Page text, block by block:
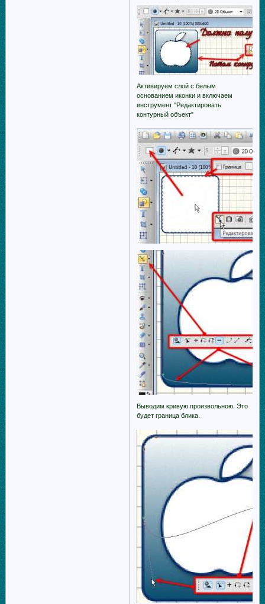
Активируем слой с белым
основанием иконки и включаем
инструмент "Редактировать
контурный объект"
Выводим кривую произвольною. Это
будет граница блика.